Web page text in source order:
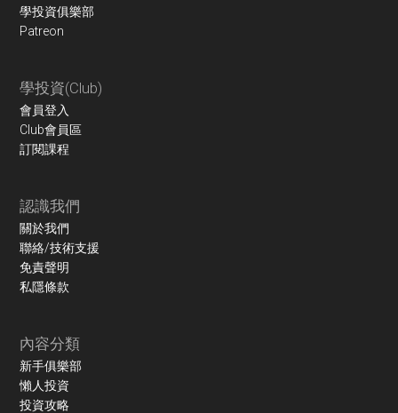
學投資俱樂部
Patreon
學投資(Club)
會員登入
Club會員區
訂閱課程
認識我們
關於我們
聯絡/技術支援
免責聲明
私隱條款
內容分類
新手俱樂部
懶人投資
投資攻略